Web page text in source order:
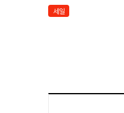
세일